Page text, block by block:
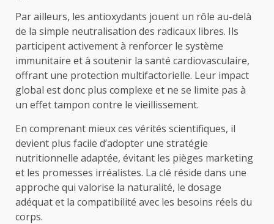
Par ailleurs, les antioxydants jouent un rôle au-delà
de la simple neutralisation des radicaux libres. Ils
participent activement à renforcer le système
immunitaire et à soutenir la santé cardiovasculaire,
offrant une protection multifactorielle. Leur impact
global est donc plus complexe et ne se limite pas à
un effet tampon contre le vieillissement.
En comprenant mieux ces vérités scientifiques, il
devient plus facile d’adopter une stratégie
nutritionnelle adaptée, évitant les pièges marketing
et les promesses irréalistes. La clé réside dans une
approche qui valorise la naturalité, le dosage
adéquat et la compatibilité avec les besoins réels du
corps.